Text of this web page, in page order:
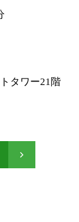
タワー21階